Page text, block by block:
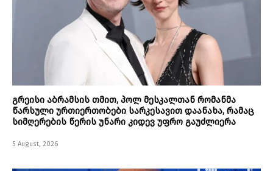
გრეისი აბრამსის თმით, პოლ მესკალთან რომანმა
წარსული ურთიერთობები სარკესავით დაანახა, რამაც
სიმღერების წერის უნარი კიდევ უფრო გაუძლიერა
5 August, 2026